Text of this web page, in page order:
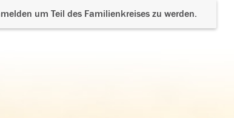
um Teil des Familienkreises zu werden.